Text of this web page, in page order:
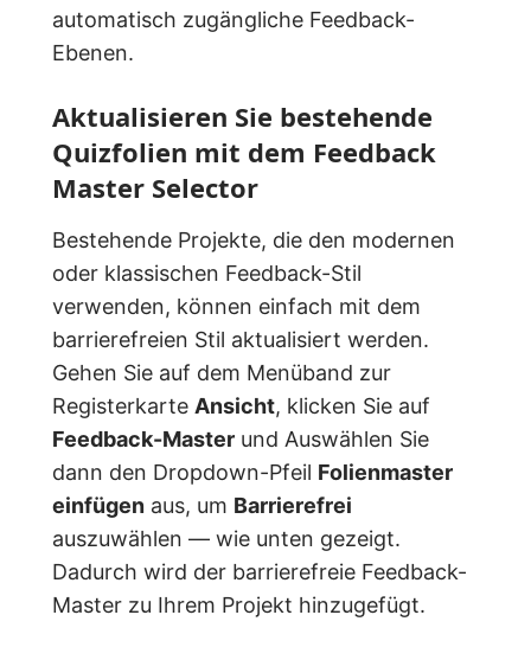
automatisch zugängliche Feedback-
Ebenen.
Aktualisieren Sie bestehende
Quizfolien mit dem Feedback
Master Selector
Bestehende Projekte, die den modernen
oder klassischen Feedback-Stil
verwenden, können einfach mit dem
barrierefreien Stil aktualisiert werden.
Gehen Sie auf dem Menüband zur
Registerkarte Ansicht, klicken Sie auf
Feedback-Master und Auswählen Sie
dann den Dropdown-Pfeil Folienmaster
einfügen aus, um Barrierefrei
auszuwählen — wie unten gezeigt.
Dadurch wird der barrierefreie Feedback-
Master zu Ihrem Projekt hinzugefügt.